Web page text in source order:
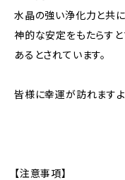
水晶の強い浄化力と共に
神的な安定をもたらすと
あるとされています。
皆様に幸運が訪れます
【注意事項】